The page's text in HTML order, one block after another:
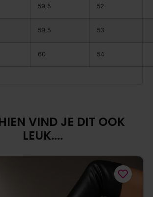
59,5 52
59,5 53
60 54
VIND JE DIT OOK
LEUK....